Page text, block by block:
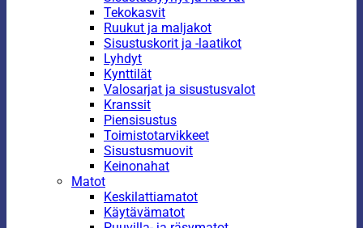
Tekokasvit
Ruukut ja maljakot
Sisustuskorit ja -laatikot
Lyhdyt
Kynttilät
Valosarjat ja sisustusvalot
Kranssit
Piensisustus
Toimistotarvikkeet
Sisustusmuovit
Keinonahat
Matot
Keskilattiamatot
Käytävämatot